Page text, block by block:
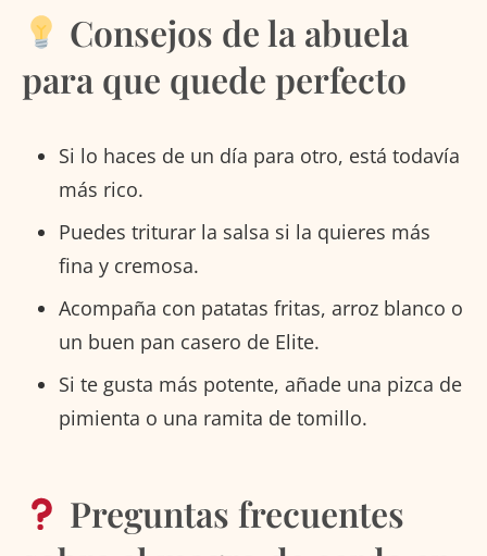
Consejos de la abuela
para que quede perfecto
Si lo haces de un día para otro, está todavía
más rico.
Puedes triturar la salsa si la quieres más
fina y cremosa.
Acompaña con patatas fritas, arroz blanco o
un buen pan casero de Elite.
Si te gusta más potente, añade una pizca de
pimienta o una ramita de tomillo.
Preguntas frecuentes